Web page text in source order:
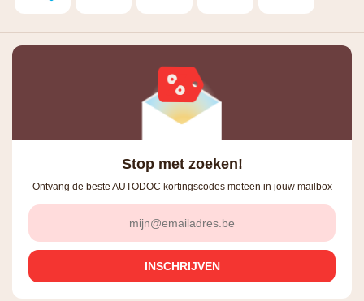
Stop met zoeken!
Ontvang de beste AUTODOC kortingscodes meteen in jouw mailbox